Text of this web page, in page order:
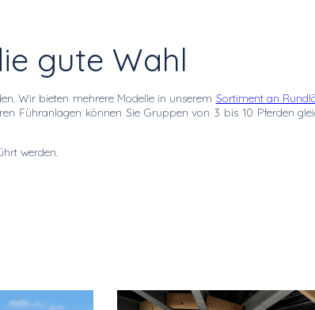
gute Wahl
Wir bieten mehrere Modelle in unserem Sortiment an
Führanlagen können Sie Gruppen von 3 bis 10 Pferden
werden.